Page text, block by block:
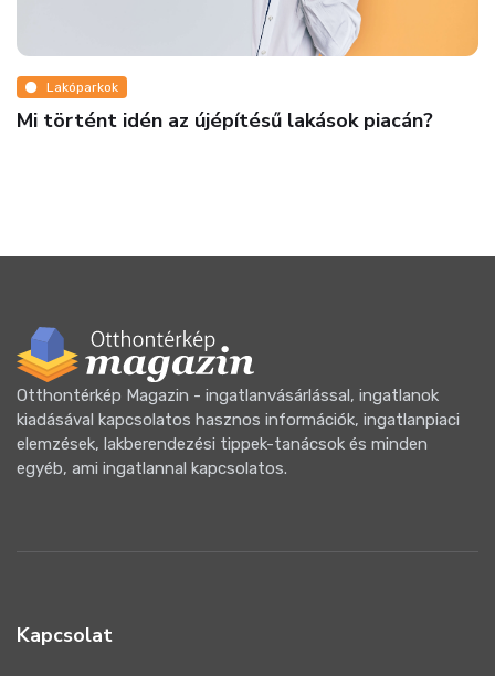
Lakóparkok
Mi történt idén az újépítésű lakások piacán?
Otthontérkép Magazin - ingatlanvásárlással, ingatlanok
kiadásával kapcsolatos hasznos információk, ingatlanpiaci
elemzések, lakberendezési tippek-tanácsok és minden
egyéb, ami ingatlannal kapcsolatos.
Kapcsolat